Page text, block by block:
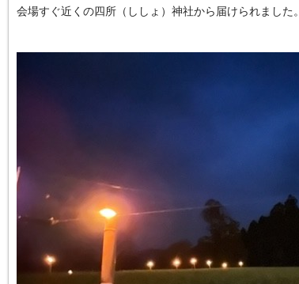
会場すぐ近くの四所（ししょ）神社から届けられました。